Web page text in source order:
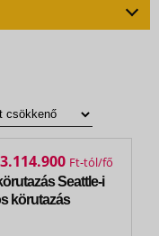
Seattle-i
körutazás
3.114.900 Ft